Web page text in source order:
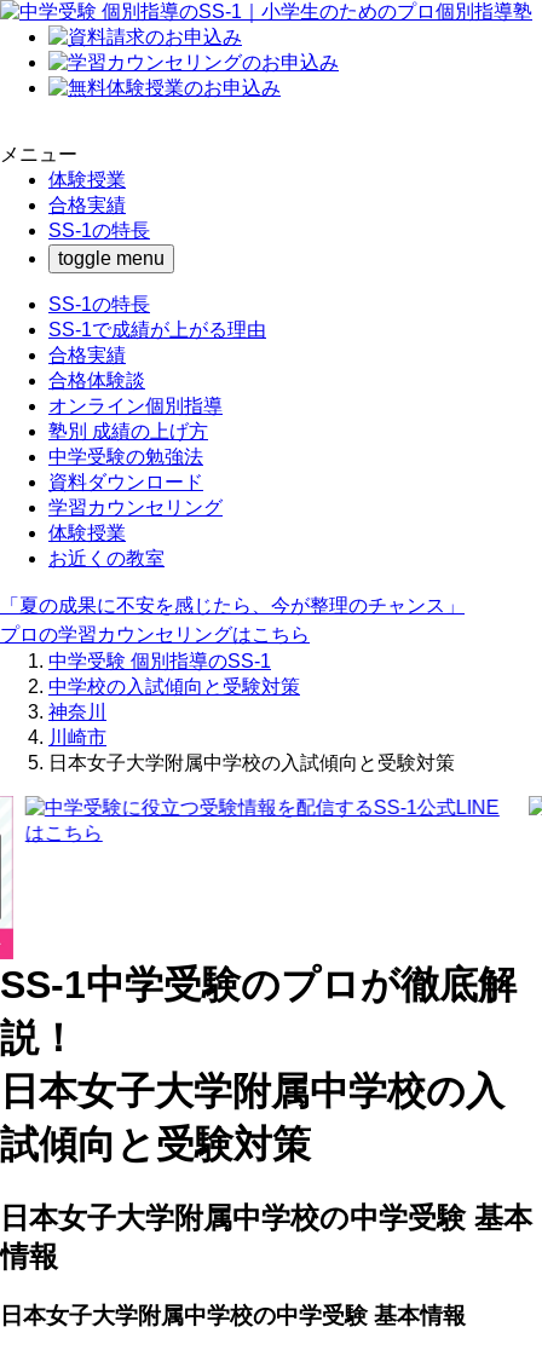
メニュー
体験授業
合格実績
SS-1の特長
toggle menu
SS-1の特長
SS-1で成績が上がる理由
合格実績
合格体験談
オンライン個別指導
塾別 成績の上げ方
中学受験の勉強法
資料ダウンロード
学習カウンセリング
体験授業
お近くの教室
「夏の成果に不安を感じたら、今が整理のチャンス」
プロの学習カウンセリングはこちら
中学受験 個別指導のSS-1
中学校の入試傾向と受験対策
神奈川
川崎市
日本女子大学附属中学校の入試傾向と受験対策
SS-1中学受験のプロが徹底解
説！
日本女子大学附属中学校の入
試傾向と受験対策
日本女子大学附属中学校の中学受験 基本
情報
日本女子大学附属中学校の中学受験 基本情報